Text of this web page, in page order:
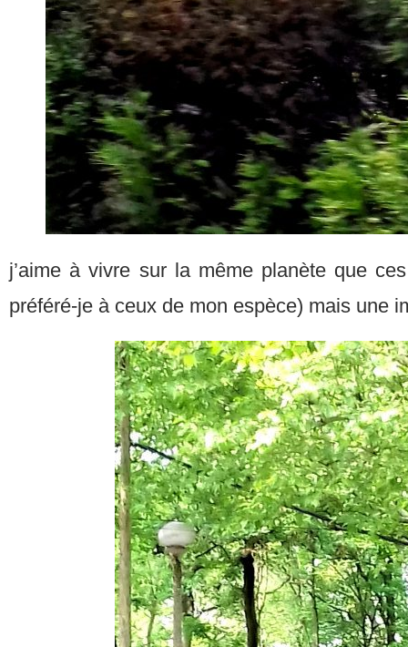
j’aime à vivre sur la même planète que
préféré-je à ceux de mon espèce) mais une